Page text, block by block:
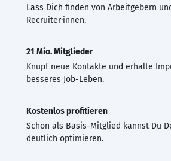
Lass Dich finden von Arbeitgebern
Recruiter·innen.
21 Mio. Mitglieder
Knüpf neue Kontakte und erhalte
besseres Job-Leben.
Kostenlos profitieren
Schon als Basis-Mitglied kannst Du
deutlich optimieren.